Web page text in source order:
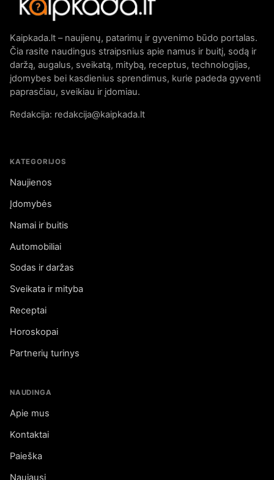
Kaipkada.lt – naujienų, patarimų ir gyvenimo būdo portalas.
Čia rasite naudingus straipsnius apie namus ir buitį, sodą ir
daržą, augalus, sveikatą, mitybą, receptus, technologijas,
įdomybes bei kasdienius sprendimus, kurie padeda gyventi
paprasčiau, sveikiau ir įdomiau.
Redakcija: redakcija@kaipkada.lt
KATEGORIJOS
Naujienos
Įdomybės
Namai ir buitis
Automobiliai
Sodas ir daržas
Sveikata ir mityba
Receptai
Horoskopai
Partnerių turinys
NAUDINGA
Apie mus
Kontaktai
Paieška
Naujausi